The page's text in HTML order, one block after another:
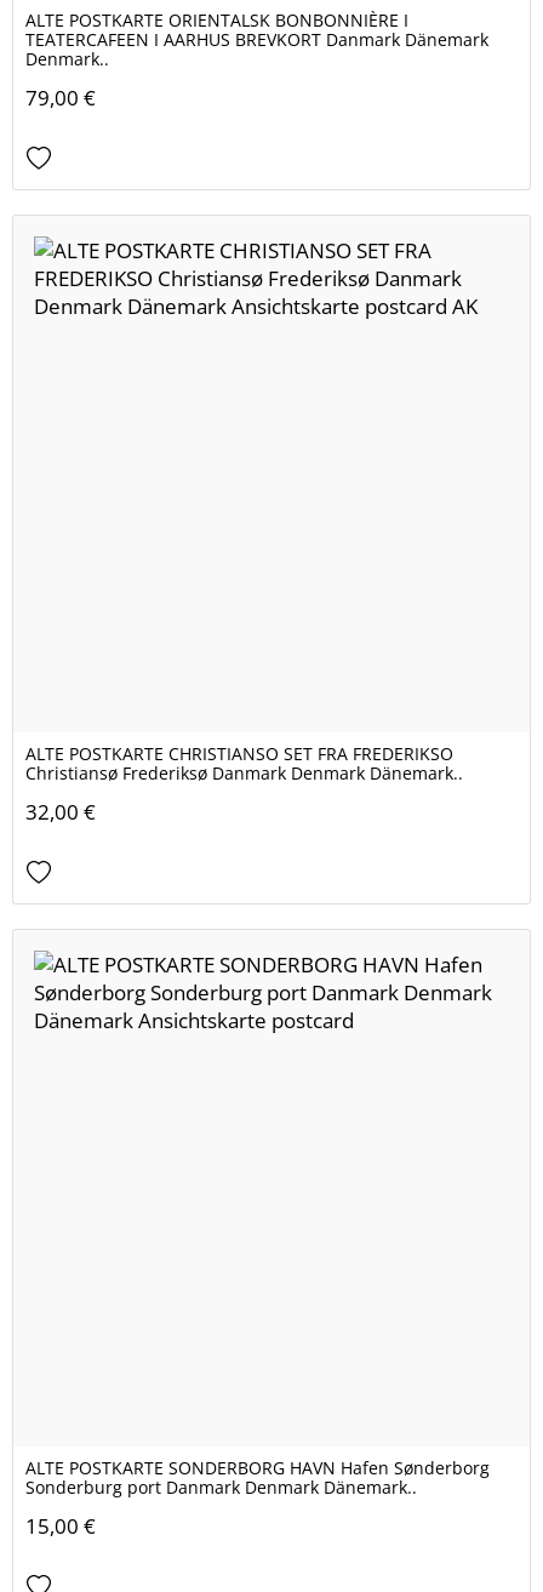
ALTE POSTKARTE ORIENTALSK BONBONNIÈRE I
TEATERCAFEEN I AARHUS BREVKORT Danmark Dänemark
Denmark..
79,00 €
ALTE POSTKARTE CHRISTIANSO SET FRA FREDERIKSO
Christiansø Frederiksø Danmark Denmark Dänemark..
32,00 €
ALTE POSTKARTE SONDERBORG HAVN Hafen Sønderborg
Sonderburg port Danmark Denmark Dänemark..
15,00 €